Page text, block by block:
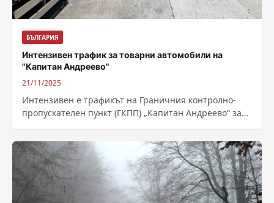
БЪЛГАРИЯ
Интензивен трафик за товарни автомобили на
"Капитан Андреево"
21/11/2025
Интензивен е трафикът на Граничния контролно-
пропускателен пункт (ГКПП) „Капитан Андреево“ за
дирекция „Гранична полиция“...